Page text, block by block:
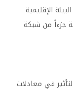
الإقليمية
جزءاً من شبكة
في معادلات